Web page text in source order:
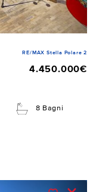
RE/MAX Stella Polare 2
4.450.000€
8 Bagni